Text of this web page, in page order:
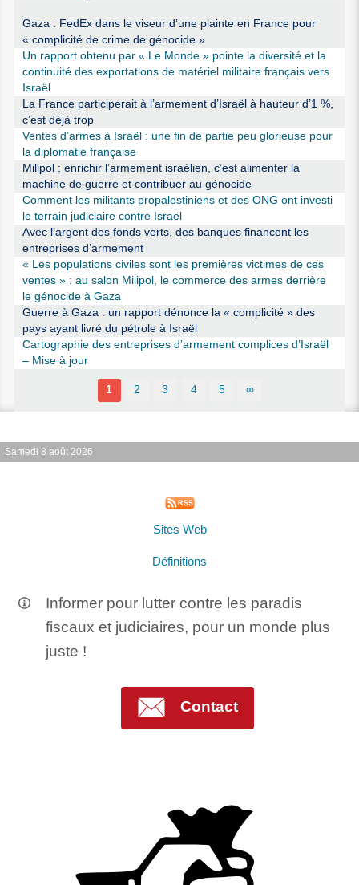
Gaza : FedEx dans le viseur d’une plainte en France pour
« complicité de crime de génocide »
Un rapport obtenu par « Le Monde » pointe la diversité et la
continuité des exportations de matériel militaire français vers
Israël
La France participerait à l’armement d’Israël à hauteur d’1 %,
c’est déjà trop
Ventes d’armes à Israël : une fin de partie peu glorieuse pour
la diplomatie française
Milipol : enrichir l’armement israélien, c’est alimenter la
machine de guerre et contribuer au génocide
Comment les militants propalestiniens et des ONG ont investi
le terrain judiciaire contre Israël
Avec l’argent des fonds verts, des banques financent les
entreprises d’armement
« Les populations civiles sont les premières victimes de ces
ventes » : au salon Milipol, le commerce des armes derrière
le génocide à Gaza
Guerre à Gaza : un rapport dénonce la « complicité » des
pays ayant livré du pétrole à Israël
Cartographie des entreprises d’armement complices d’Israël
– Mise à jour
1 2 3 4 5 ∞
Samedi 8 août 2026
Sites Web
Définitions
Informer pour lutter contre les paradis
fiscaux et judiciaires, pour un monde plus
juste !
Contact